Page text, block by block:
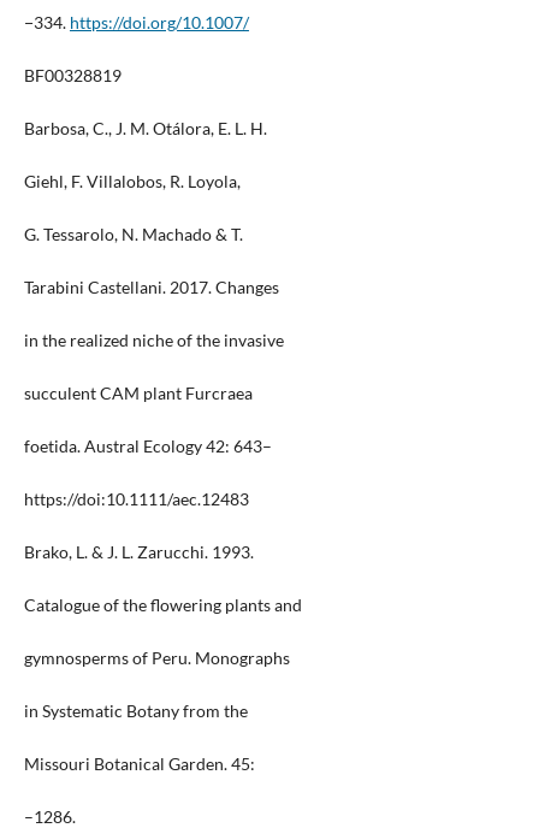
−334. https://doi.org/10.1007/
BF00328819
Barbosa, C., J. M. Otálora, E. L. H.
Giehl, F. Villalobos, R. Loyola,
G. Tessarolo, N. Machado & T.
Tarabini Castellani. 2017. Changes
in the realized niche of the invasive
succulent CAM plant Furcraea
foetida. Austral Ecology 42: 643–
https://doi:10.1111/aec.12483
Brako, L. & J. L. Zarucchi. 1993.
Catalogue of the flowering plants and
gymnosperms of Peru. Monographs
in Systematic Botany from the
Missouri Botanical Garden. 45:
–1286.